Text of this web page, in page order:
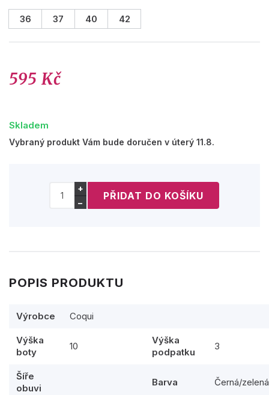
36 37 40 42
595 Kč
Skladem
Vybraný produkt Vám bude doručen v úterý 11.8.
+
−
POPIS PRODUKTU
Výrobce Coqui
Výška
boty
10
Výška
podpatku
3
Šíře
obuvi
Barva Černá/zelená